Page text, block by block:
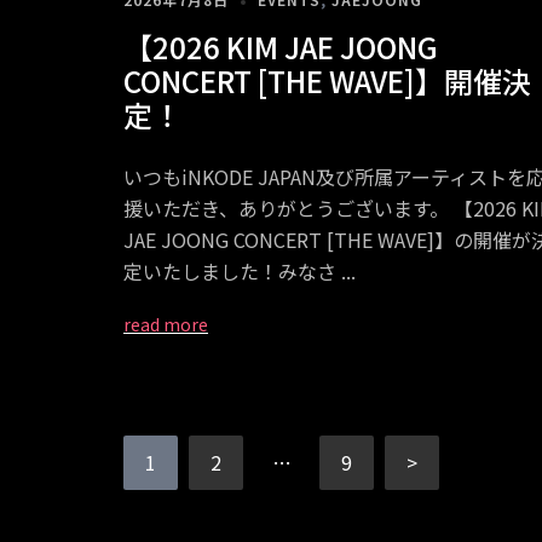
【2026 KIM JAE JOONG
CONCERT [THE WAVE]】開催決
定！
いつもiNKODE JAPAN及び所属アーティストを
援いただき、ありがとうございます。 【2026
JAE JOONG CONCERT [THE WAVE]】の開催が
定いたしました！みなさ
投
1 2 … 9 >